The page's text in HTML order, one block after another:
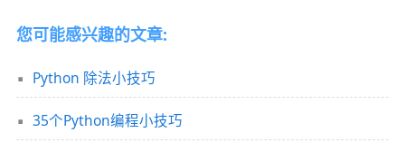
您可能感兴趣的文章:
Python 除法小技巧
35个Python编程小技巧